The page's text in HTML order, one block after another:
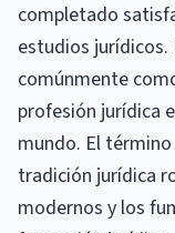
completado
estudios jurídicos.
comúnmente
profesión jurídica
mundo. El
tradición jurídica
modernos y los